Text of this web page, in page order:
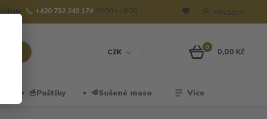
CZK
Přihlášení
+420 732 243 174 10:00 - 16:00
0 0,00 Kč
🥣Paštiky 🥩Sušené maso Více